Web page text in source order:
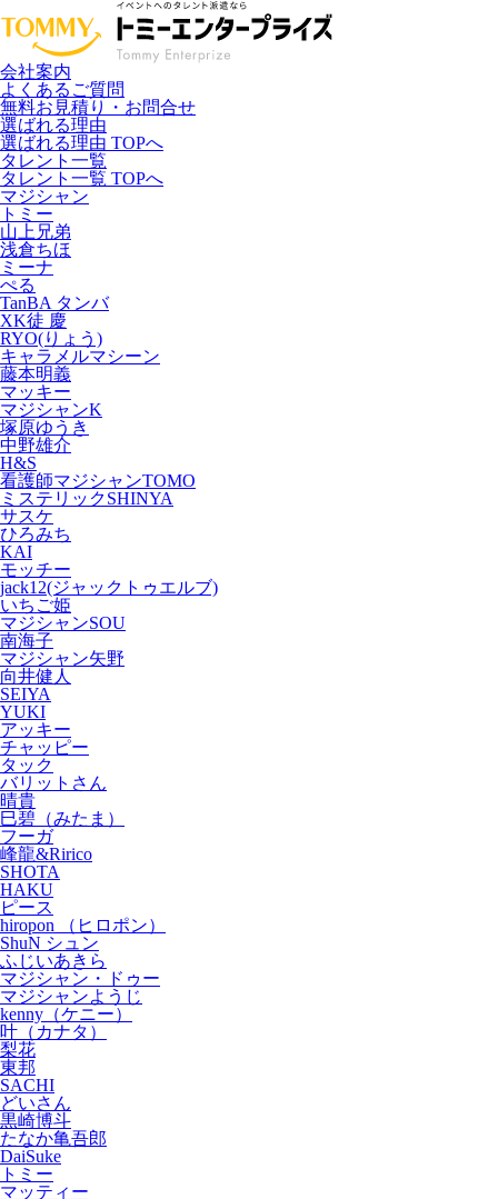
会社案内
よくあるご質問
無料お見積り・お問合せ
選ばれる理由
選ばれる理由 TOPへ
タレント一覧
タレント一覧 TOPへ
マジシャン
トミー
山上兄弟
浅倉ちほ
ミーナ
ぺる
TanBA タンバ
XK徒 慶
RYO(りょう)
キャラメルマシーン
藤本明義
マッキー
マジシャンK
塚原ゆうき
中野雄介
H&S
看護師マジシャンTOMO
ミステリックSHINYA
サスケ
ひろみち
KAI
モッチー
jack12(ジャックトゥエルブ)
いちご姫
マジシャンSOU
南海子
マジシャン矢野
向井健人
SEIYA
YUKI
アッキー
チャッピー
タック
バリットさん
晴貴
巳碧（みたま）
フーガ
峰龍&Ririco
SHOTA
HAKU
ピース
hiropon （ヒロポン）
ShuN シュン
ふじいあきら
マジシャン・ドゥー
マジシャンようじ
kenny（ケニー）
叶（カナタ）
梨花
東邦
SACHI
どいさん
黒崎博斗
たなか亀吾郎
DaiSuke
トミー
マッティー